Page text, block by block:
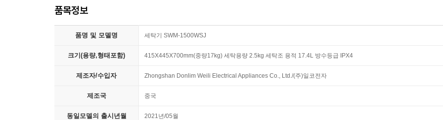
품목정보
품명 및 모델명 세탁기 SWM-1500WSJ
크기(용량,형태포함) 415X445X700mm(중량17kg) 세탁용량 2.5kg 세탁조 용적 17.4L 방수등급 IPX4
제조자/수입자 Zhongshan Donlim Weili Electrical Appliances Co., Ltd./(주)일코전자
제조국 중국
동일모델의 출시년월 2021년/05월